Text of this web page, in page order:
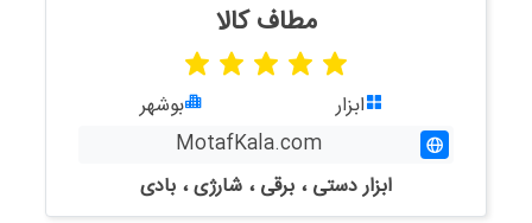
مطاف کالا
ابزار
بوشهر
MotafKala.com
ابزار دستی ، برقی ، شارژی ، بادی